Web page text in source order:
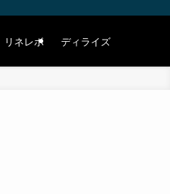
リネレボ ディライズ